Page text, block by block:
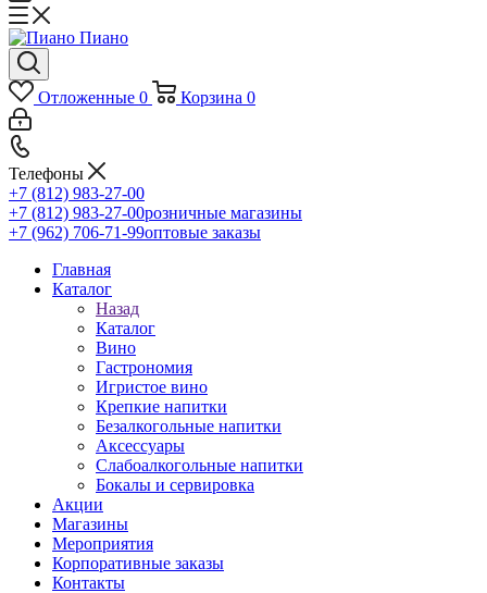
Отложенные 0 Корзина 0
Телефоны
+7 (812) 983-27-00
+7 (812) 983-27-00розничные магазины
+7 (962) 706-71-99оптовые заказы
Главная
Каталог
Назад
Каталог
Вино
Гастрономия
Игристое вино
Крепкие напитки
Безалкогольные напитки
Аксессуары
Слабоалкогольные напитки
Бокалы и сервировка
Акции
Магазины
Мероприятия
Корпоративные заказы
Контакты